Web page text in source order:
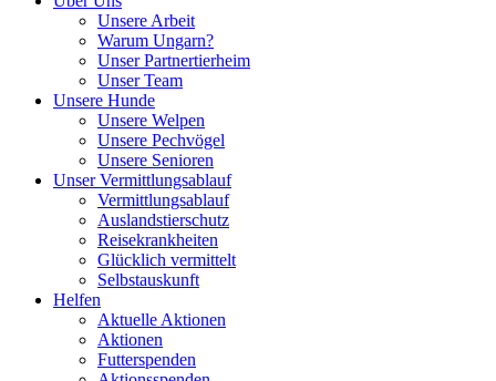
Unsere Arbeit
Warum Ungarn?
Unser Partnertierheim
Unser Team
Unsere Hunde
Unsere Welpen
Unsere Pechvögel
Unsere Senioren
Unser Vermittlungsablauf
Vermittlungsablauf
Auslandstierschutz
Reisekrankheiten
Glücklich vermittelt
Selbstauskunft
Helfen
Aktuelle Aktionen
Aktionen
Futterspenden